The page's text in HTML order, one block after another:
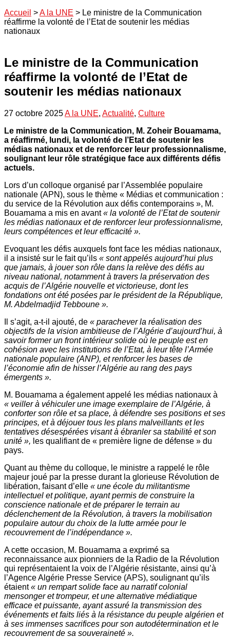
Accueil >A la UNE > Le ministre de la Communication
réaffirme la volonté de l’Etat de soutenir les médias
nationaux
Le ministre de la Communication
réaffirme la volonté de l’Etat de
soutenir les médias nationaux
27 octobre 2025A la UNE, Actualité, Culture
Le ministre de la Communication, M. Zoheir Bouamama,
a réaffirmé, lundi, la volonté de l’Etat de soutenir les
médias nationaux et de renforcer leur professionnalisme,
soulignant leur rôle stratégique face aux différents défis
actuels.
Lors d’un colloque organisé par l’Assemblée populaire
nationale (APN), sous le thème « Médias et communication :
du service de la Révolution aux défis contemporains », M.
Bouamama a mis en avant« la volonté de l’Etat de soutenir
les médias nationaux et de renforcer leur professionnalisme,
leurs compétences et leur efficacité ».
Evoquant les défis auxquels font face les médias nationaux,
il a insisté sur le fait qu’ils « sont appelés aujourd’hui plus
que jamais, à jouer son rôle dans la relève des défis au
niveau national, notamment à travers la préservation des
acquis de l’Algérie nouvelle et victorieuse, dont les
fondations ont été posées par le président de la République,
M. Abdelmadjid Tebboune ».
Il s’agit, a-t-il ajouté, de « parachever la réalisation des
objectifs de la vision ambitieuse de l’Algérie d’aujourd’hui, à
savoir former un front intérieur solide où le peuple est en
cohésion avec les institutions de l’Etat, à leur tête l’Armée
nationale populaire (ANP), et renforcer les bases de
l’économie afin de hisser l’Algérie au rang des pays
émergents ».
M. Bouamama a également appelé les médias nationaux à
« veiller à véhiculer une image exemplaire de l’Algérie, à
conforter son rôle et sa place, à défendre ses positions et ses
principes, et à déjouer tous les plans malveillants et les
tentatives désespérées visant à ébranler sa stabilité et son
unité », les qualifiant de « première ligne de défense » du
pays.
Quant au thème du colloque, le ministre a rappelé le rôle
majeur joué par la presse durant la glorieuse Révolution de
libération, faisant d’elle « une école du militantisme
intellectuel et politique, ayant permis de construire la
conscience nationale et de préparer le terrain au
déclenchement de la Révolution, à travers la mobilisation
populaire autour du choix de la lutte armée pour le
recouvrement de l’indépendance ».
A cette occasion, M. Bouamama a exprimé sa
reconnaissance aux pionniers de la Radio de la Révolution
qui représentaient la voix de l’Algérie résistante, ainsi qu’à
l’Agence Algérie Presse Service (APS), soulignant qu’ils
étaient« un rempart solide face au narratif colonial
mensonger et trompeur, et une alternative médiatique
efficace et puissante, ayant assuré la transmission des
événements et faits liés à la résistance du peuple algérien et
à ses immenses sacrifices pour son autodétermination et le
recouvrement de sa souveraineté ».